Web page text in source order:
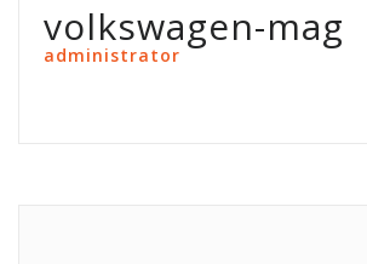
volkswagen-mag
administrator